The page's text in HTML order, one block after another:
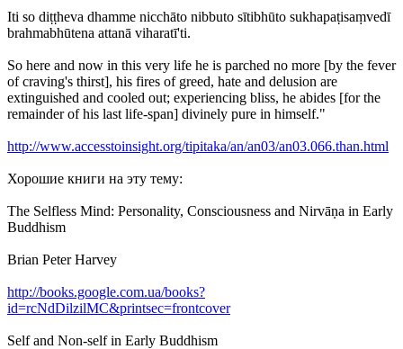
Iti so diṭṭheva dhamme nicchāto nibbuto sītibhūto sukhapaṭisaṃvedī
brahmabhūtena attanā viharatī'ti.
So here and now in this very life he is parched no more [by the fever
of craving's thirst], his fires of greed, hate and delusion are
extinguished and cooled out; experiencing bliss, he abides [for the
remainder of his last life-span] divinely pure in himself."
http://www.accesstoinsight.org/tipitaka/an/an03/an03.066.than.html
Хорошие книги на эту тему:
The Selfless Mind: Personality, Consciousness and Nirvāṇa in Early
Buddhism
Brian Peter Harvey
http://books.google.com.ua/books?
id=rcNdDilzilMC&printsec=frontcover
Self and Non-self in Early Buddhism